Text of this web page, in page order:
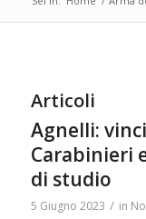
Articoli
Agnelli:
Carabinieri
di studio
5 Giugno 2023 / in